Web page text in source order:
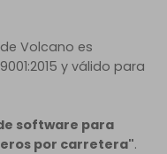
Volcano es
y válido para
software para
por carretera".